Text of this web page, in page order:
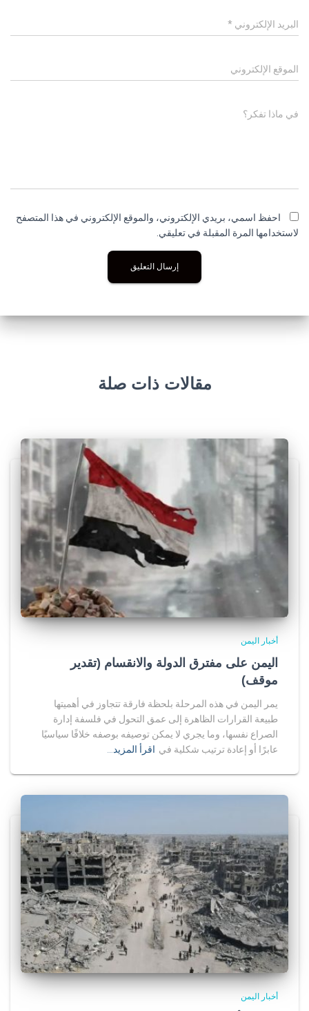
البريد الإلكتروني *
الموقع الإلكتروني
في ماذا تفكر؟
احفظ اسمي، بريدي الإلكتروني، والموقع الإلكتروني في هذا المتصفح
لاستخدامها المرة المقبلة في تعليقي.
مقالات ذات صلة
أخبار اليمن
اليمن على مفترق الدولة والانقسام (تقدير
موقف)
يمر اليمن في هذه المرحلة بلحظة فارقة تتجاوز في أهميتها
طبيعة القرارات الظاهرة إلى عمق التحول في فلسفة إدارة
الصراع نفسها، وما يجري لا يمكن توصيفه بوصفه خلافًا سياسيًا
عابرًا أو إعادة ترتيب شكلية في اقرأ المزيد…
أخبار اليمن